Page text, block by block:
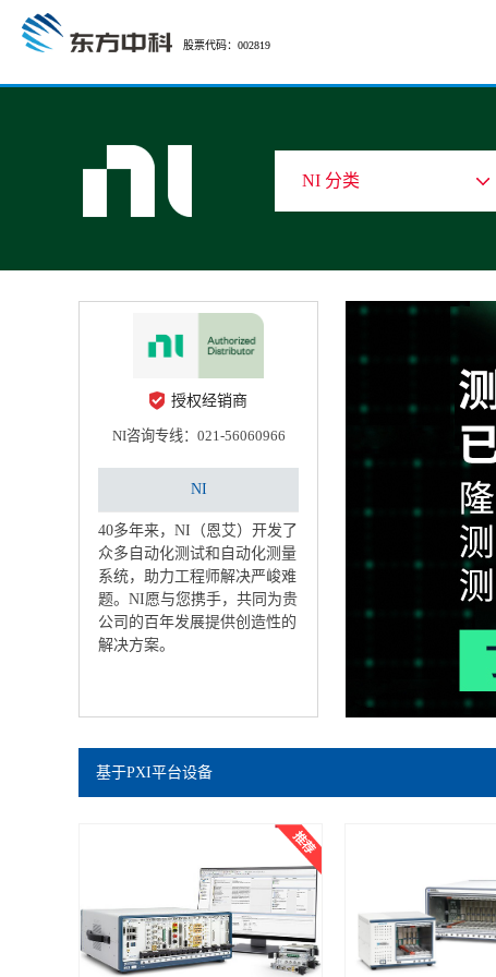
股票代码：002819
NI 分类
授权经销商
NI咨询专线：021-56060966
NI
40多年来，NI（恩艾）开发了
众多自动化测试和自动化测量
系统，助力工程师解决严峻难
题。NI愿与您携手，共同为贵
公司的百年发展提供创造性的
解决方案。
基于PXI平台设备